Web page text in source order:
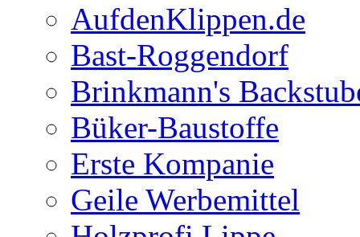
AufdenKlippen.de
Bast-Roggendorf
Brinkmann's
Büker-Baustoffe
Erste Kompanie
Geile Werbemittel